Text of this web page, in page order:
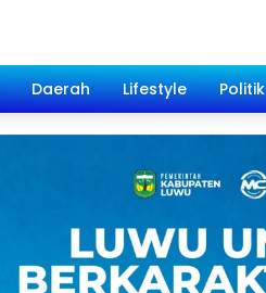
Daerah Lifestyle Politik